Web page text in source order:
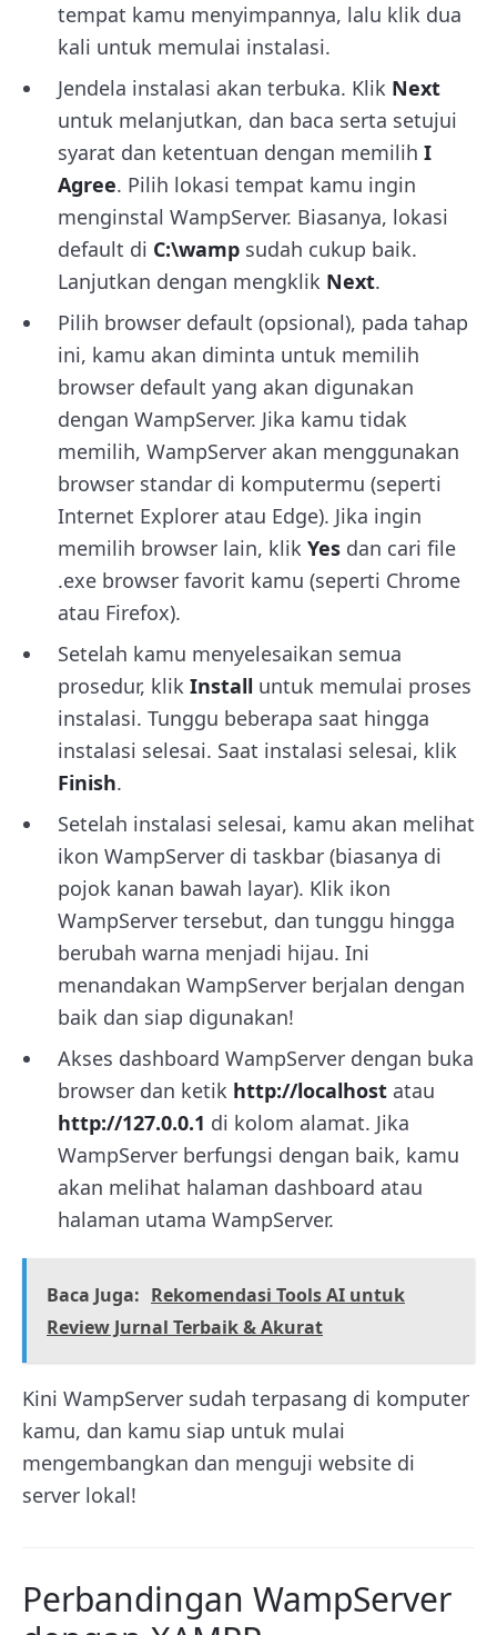
tempat kamu menyimpannya, lalu klik dua
kali untuk memulai instalasi.
Jendela instalasi akan terbuka. Klik Next
untuk melanjutkan, dan baca serta setujui
syarat dan ketentuan dengan memilih I
Agree. Pilih lokasi tempat kamu ingin
menginstal WampServer. Biasanya, lokasi
default di C:\wamp sudah cukup baik.
Lanjutkan dengan mengklik Next.
Pilih browser default (opsional), pada tahap
ini, kamu akan diminta untuk memilih
browser default yang akan digunakan
dengan WampServer. Jika kamu tidak
memilih, WampServer akan menggunakan
browser standar di komputermu (seperti
Internet Explorer atau Edge). Jika ingin
memilih browser lain, klik Yes dan cari file
.exe browser favorit kamu (seperti Chrome
atau Firefox).
Setelah kamu menyelesaikan semua
prosedur, klik Install untuk memulai proses
instalasi. Tunggu beberapa saat hingga
instalasi selesai. Saat instalasi selesai, klik
Finish.
Setelah instalasi selesai, kamu akan melihat
ikon WampServer di taskbar (biasanya di
pojok kanan bawah layar). Klik ikon
WampServer tersebut, dan tunggu hingga
berubah warna menjadi hijau. Ini
menandakan WampServer berjalan dengan
baik dan siap digunakan!
Akses dashboard WampServer dengan buka
browser dan ketik http://localhost atau
http://127.0.0.1 di kolom alamat. Jika
WampServer berfungsi dengan baik, kamu
akan melihat halaman dashboard atau
halaman utama WampServer.
Baca Juga: Rekomendasi Tools AI untuk
Review Jurnal Terbaik & Akurat
Kini WampServer sudah terpasang di komputer
kamu, dan kamu siap untuk mulai
mengembangkan dan menguji website di
server lokal!
Perbandingan WampServer